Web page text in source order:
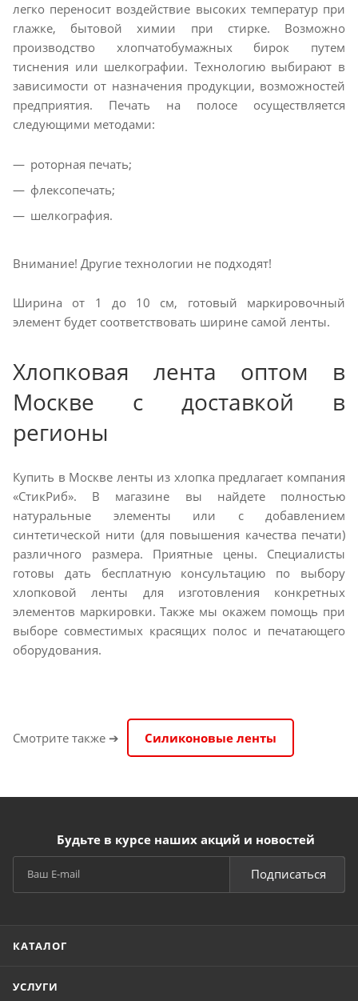
легко переносит воздействие высоких температур при
глажке, бытовой химии при стирке. Возможно
производство хлопчатобумажных бирок путем
тиснения или шелкографии. Технологию выбирают в
зависимости от назначения продукции, возможностей
предприятия. Печать на полосе осуществляется
следующими методами:
роторная печать;
флексопечать;
шелкография.
Внимание! Другие технологии не подходят!
Ширина от 1 до 10 см, готовый маркировочный
элемент будет соответствовать ширине самой ленты.
Хлопковая лента оптом в
Москве с доставкой в
регионы
Купить в Москве ленты из хлопка предлагает компания
«СтикРиб». В магазине вы найдете полностью
натуральные элементы или с добавлением
синтетической нити (для повышения качества печати)
различного размера. Приятные цены. Специалисты
готовы дать бесплатную консультацию по выбору
хлопковой ленты для изготовления конкретных
элементов маркировки. Также мы окажем помощь при
выборе совместимых красящих полос и печатающего
оборудования.
Смотрите также ➔ Силиконовые ленты
Будьте в курсе наших акций и новостей
Подписаться
КАТАЛОГ
УСЛУГИ